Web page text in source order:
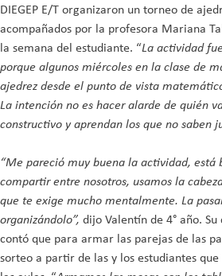
DIEGEP E/T organizaron un torneo de
acompañados por la profesora Mariana
la semana del estudiante. “La actividad
porque algunos miércoles en la clase de
ajedrez desde el punto de vista
La intención no es hacer alarde de quién
constructivo y aprendan los que no saben
“Me pareció muy buena la actividad, está
compartir entre nosotros, usamos la
que te exige mucho mentalmente. La
organizándolo”, dijo Valentín de 4° año.
contó que para armar las parejas de las
sorteo a partir de las y los estudiantes